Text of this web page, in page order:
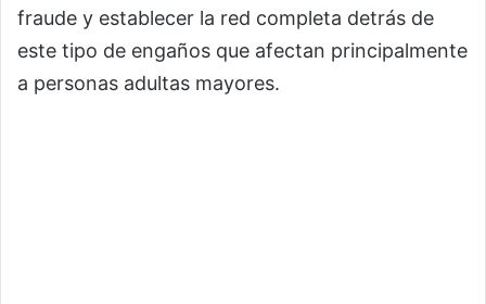
fraude y establecer la red completa detrás de
este tipo de engaños que afectan principalmente
a personas adultas mayores.